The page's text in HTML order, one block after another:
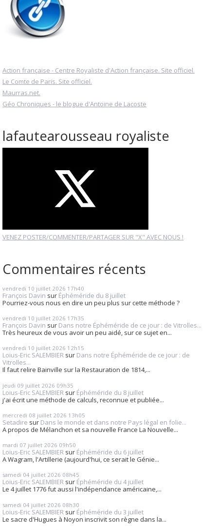
Action française - Centre Royaliste d'Action française. Site officiel.
Le Comte de Paris. Site officiel.
Maurras.net.
Géo Chroniques - le blogue d'Antoine de Lacoste
lafautearousseau royaliste
VENEZ POSTER/COMMENTER/PARTAGER SUR "X" AVEC NOUS !
Commentaires récents
vendredi 10 juillet 2026 17h40
François Davin sur Éphéméride du 8 juillet
Pourriez-vous nous en dire un peu plus sur cette méthode ?
vendredi 10 juillet 2026 17h35
François Davin sur Dans notre Éphéméride de ce jour : de Vitrolles...
Très heureux de vous avoir un peu aidé, sur ce sujet en...
vendredi 10 juillet 2026 12h15
Loius-Eric SALEMBIER sur Dans notre Éphéméride de ce jour : de
Vitrolles...
Il faut relire Bainville sur la Restauration de 1814,...
jeudi 09 juillet 2026 09h35
Loius-Eric SALEMBIER sur Éphéméride du 8 juillet
j'ai écrit une méthode de calculs, reconnue et publiée...
mercredi 08 juillet 2026 13h05
Setadire sur Dans le monde et dans notre Pays légal en folie...
A propos de Mélanchon et sa nouvelle France La Nouvelle...
mardi 07 juillet 2026 09h50
Loius-Eric SALEMBIER sur Éphéméride du 6 juillet
A Wagram, l'Artillerie (aujourd'hui, ce serait le Génie...
samedi 04 juillet 2026 08h45
Loius-Eric SALEMBIER sur Éphéméride du 4 juillet
Le 4 juillet 1776 fut aussi l'indépendance américaine,...
samedi 04 juillet 2026 08h30
Loius-Eric SALEMBIER sur Éphéméride du 3 juillet
Le sacre d'Hugues à Noyon inscrivit son règne dans la...